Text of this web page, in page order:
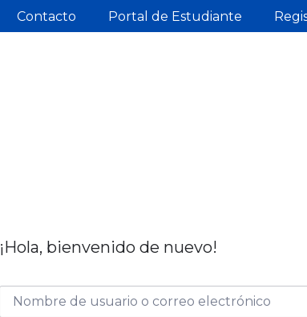
Contacto Portal de Estudiante
¡Hola, bienvenido de nuevo!